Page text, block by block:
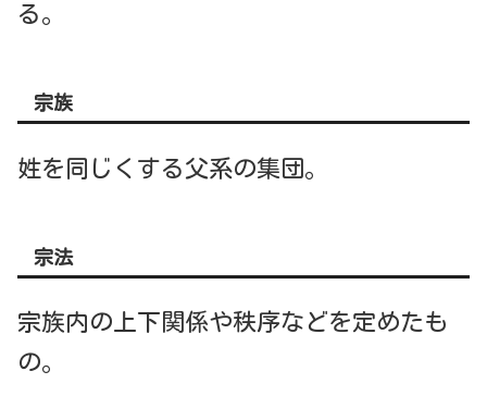
る。
宗族
姓を同じくする父系の集団。
宗法
宗族内の上下関係や秩序などを定めたも
の。